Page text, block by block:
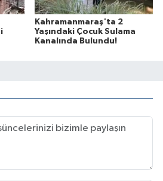
Kahramanmaraş'ta 2
Yaşındaki Çocuk Sulama
Kanalında Bulundu!